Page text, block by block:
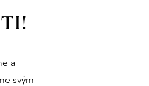
a
svým